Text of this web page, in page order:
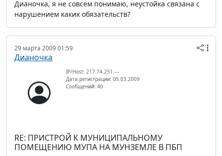
Дианочка, я не совсем понимаю, неустойка связана с
нарушением каких обязательств?
29 марта 2009 01:59
Дианочка
IP/Host: 217.74.251.---
Дата регистрации: 05.03.2009
Сообщений: 40
RE: ПРИСТРОЙ К МУНИЦИПАЛЬНОМУ
ПОМЕЩЕНИЮ МУПА НА МУНЗЕМЛЕ В ПБП